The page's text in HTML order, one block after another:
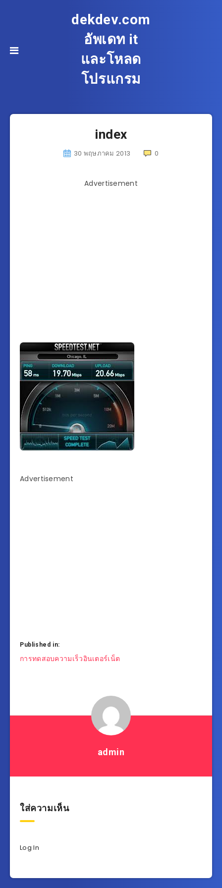
dekdev.com
อัพเดท it
และโหลด
โปรแกรม
index
30 พฤษภาคม 2013 0
Advertisement
Advertisement
Published in:
แนะแนว
การทดสอบความเร็วอินเตอร์เน็ต
admin
ใส่ความเห็น
Log In